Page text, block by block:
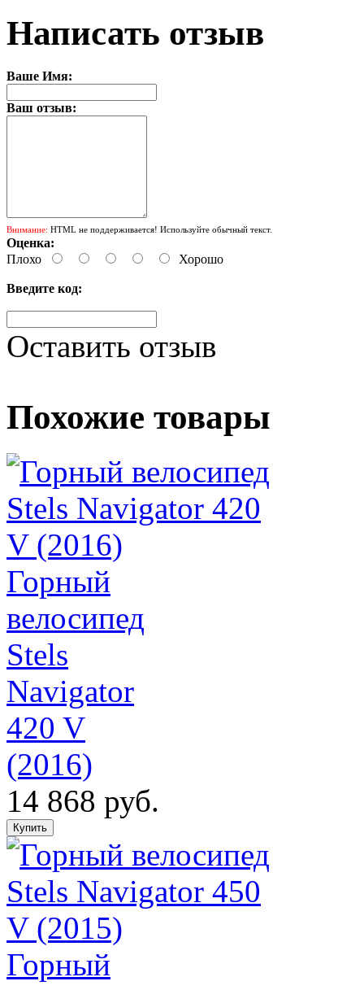
Написать отзыв
Ваше Имя:
Ваш отзыв:
Внимание: HTML не поддерживается! Используйте обычный текст.
Оценка:
Плохо
Хорошо
Введите код:
Оставить отзыв
Похожие товары
Горный
велосипед
Stels
Navigator
420 V
(2016)
14 868 руб.
Горный